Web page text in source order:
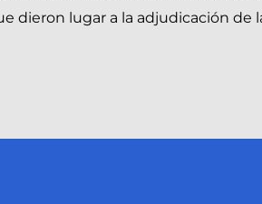
dieron lugar a la adjudicación de